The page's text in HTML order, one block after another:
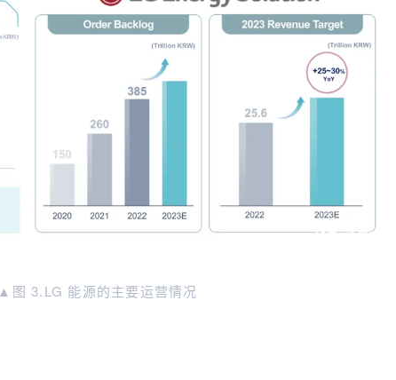
▲图 3.LG 能源的主要运营情况